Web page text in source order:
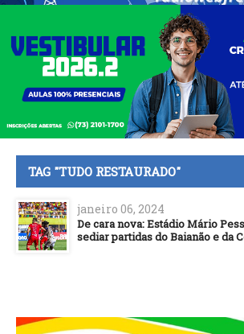
TAG "TUDO RESTAURADO"
janeiro 06, 2024
De cara nova: Estádio Mário
sediar partidas do Baianão e da